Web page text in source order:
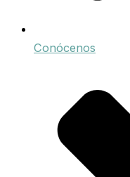
Conócenos